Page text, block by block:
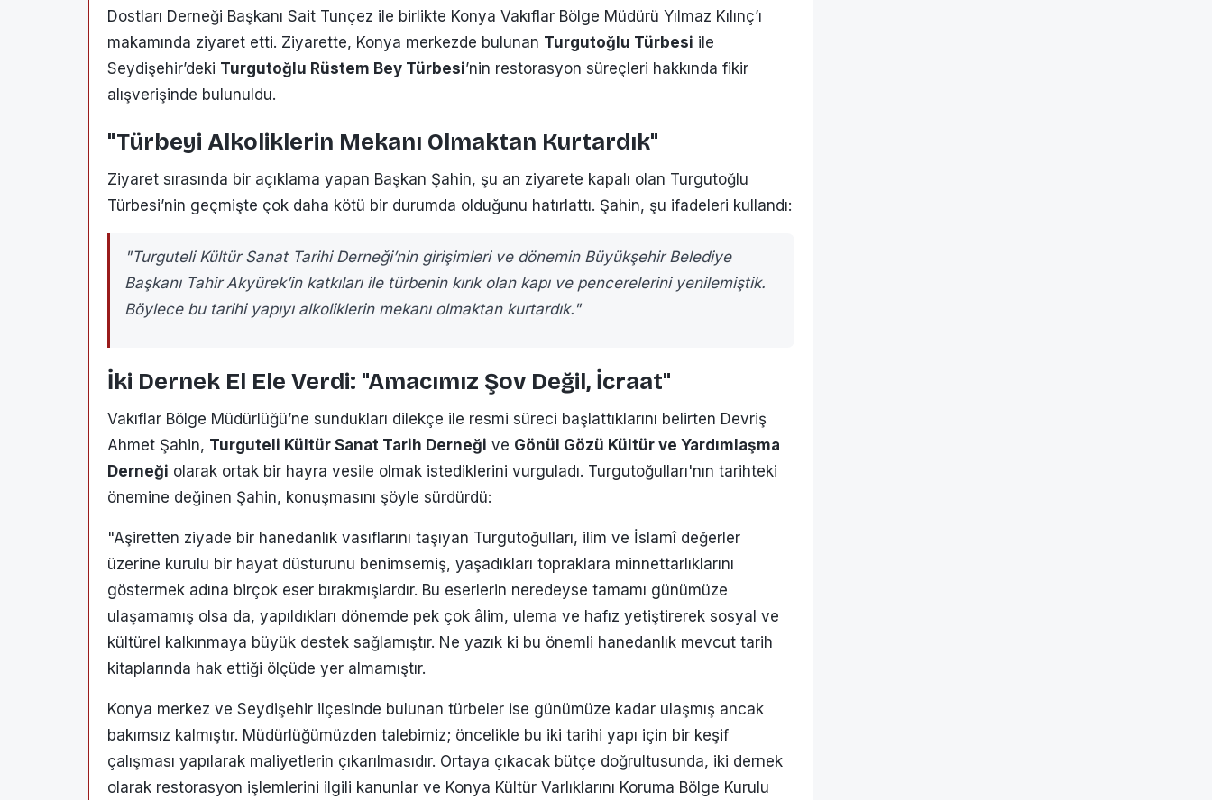
Dostları Derneği Başkanı Sait Tunçez ile birlikte Konya Vakıflar Bölge Müdürü Yılmaz Kılınç’ı
makamında ziyaret etti. Ziyarette, Konya merkezde bulunan Turgutoğlu Türbesi ile
Seydişehir’deki Turgutoğlu Rüstem Bey Türbesi’nin restorasyon süreçleri hakkında fikir
alışverişinde bulunuldu.
"Türbeyi Alkoliklerin Mekanı Olmaktan Kurtardık"
Ziyaret sırasında bir açıklama yapan Başkan Şahin, şu an ziyarete kapalı olan Turgutoğlu
Türbesi’nin geçmişte çok daha kötü bir durumda olduğunu hatırlattı. Şahin, şu ifadeleri kullandı:
"Turguteli Kültür Sanat Tarihi Derneği’nin girişimleri ve dönemin Büyükşehir Belediye
Başkanı Tahir Akyürek’in katkıları ile türbenin kırık olan kapı ve pencerelerini yenilemiştik.
Böylece bu tarihi yapıyı alkoliklerin mekanı olmaktan kurtardık."
İki Dernek El Ele Verdi: "Amacımız Şov Değil, İcraat"
Vakıflar Bölge Müdürlüğü’ne sundukları dilekçe ile resmi süreci başlattıklarını belirten Devriş
Ahmet Şahin, Turguteli Kültür Sanat Tarih Derneği ve Gönül Gözü Kültür ve Yardımlaşma
Derneği olarak ortak bir hayra vesile olmak istediklerini vurguladı. Turgutoğulları'nın tarihteki
önemine değinen Şahin, konuşmasını şöyle sürdürdü:
"Aşiretten ziyade bir hanedanlık vasıflarını taşıyan Turgutoğulları, ilim ve İslamî değerler
üzerine kurulu bir hayat düsturunu benimsemiş, yaşadıkları topraklara minnettarlıklarını
göstermek adına birçok eser bırakmışlardır. Bu eserlerin neredeyse tamamı günümüze
ulaşamamış olsa da, yapıldıkları dönemde pek çok âlim, ulema ve hafız yetiştirerek sosyal ve
kültürel kalkınmaya büyük destek sağlamıştır. Ne yazık ki bu önemli hanedanlık mevcut tarih
kitaplarında hak ettiği ölçüde yer almamıştır.
Konya merkez ve Seydişehir ilçesinde bulunan türbeler ise günümüze kadar ulaşmış ancak
bakımsız kalmıştır. Müdürlüğümüzden talebimiz; öncelikle bu iki tarihi yapı için bir keşif
çalışması yapılarak maliyetlerin çıkarılmasıdır. Ortaya çıkacak bütçe doğrultusunda, iki dernek
olarak restorasyon işlemlerini ilgili kanunlar ve Konya Kültür Varlıklarını Koruma Bölge Kurulu